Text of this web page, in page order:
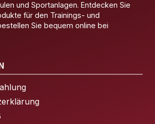
und Sportanlagen. Entdecken Sie
für den Trainings- und
Sie bequem online bei